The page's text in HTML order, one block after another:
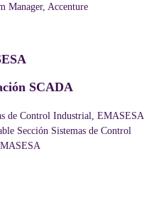
Manager, Accenture
SCADA
de Control Industrial, EMASESA
Sección Sistemas de Control